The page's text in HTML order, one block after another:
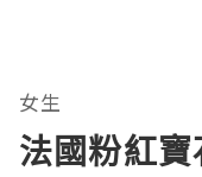
女生
法國粉紅